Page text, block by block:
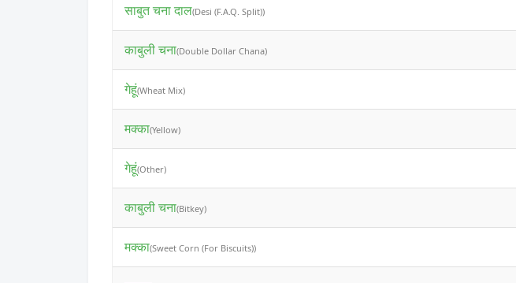
साबुत चना दाल(Desi (F.A.Q. Split))
काबुली चना(Double Dollar Chana)
गेहूं(Wheat Mix)
मक्का(Yellow)
गेहूं(Other)
काबुली चना(Bitkey)
मक्का(Sweet Corn (For Biscuits))